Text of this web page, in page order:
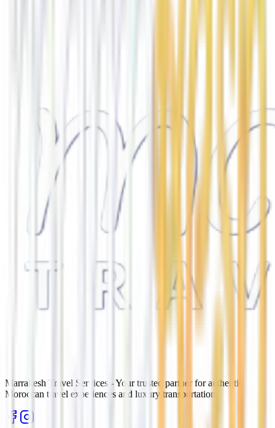
Marrakesh Travel Services - Your trusted partner for authentic
Moroccan travel experiences and luxury transportation.